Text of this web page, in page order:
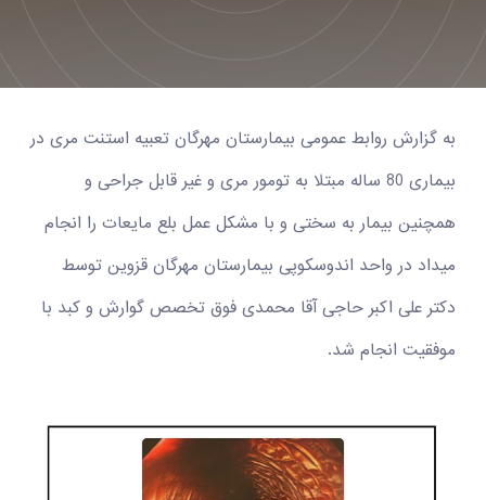
به گزارش روابط عمومی بیمارستان مهرگان تعبیه استنت مری در
بیماری 80 ساله مبتلا به تومور مری و غیر قابل جراحی و
همچنین بیمار به سختی و با مشکل عمل بلع مایعات را انجام
میداد در واحد اندوسکوپی بیمارستان مهرگان قزوین توسط
دکتر علی اکبر حاجی آقا محمدی فوق تخصص گوارش و کبد با
موفقیت انجام شد.